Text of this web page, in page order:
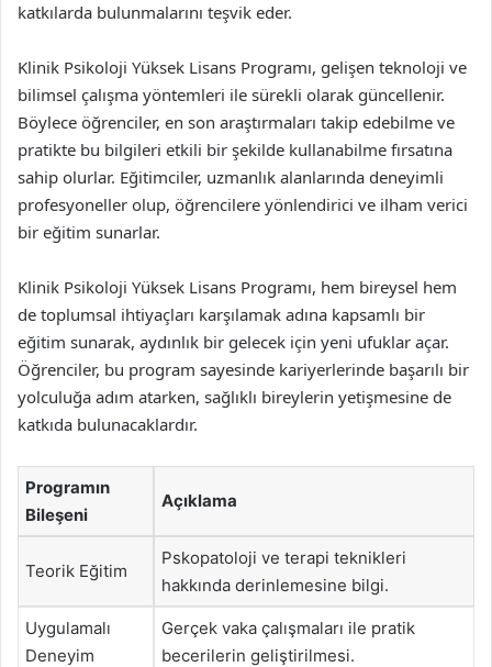
katkılarda bulunmalarını teşvik eder.
Klinik Psikoloji Yüksek Lisans Programı, gelişen teknoloji ve
bilimsel çalışma yöntemleri ile sürekli olarak güncellenir.
Böylece öğrenciler, en son araştırmaları takip edebilme ve
pratikte bu bilgileri etkili bir şekilde kullanabilme fırsatına
sahip olurlar. Eğitimciler, uzmanlık alanlarında deneyimli
profesyoneller olup, öğrencilere yönlendirici ve ilham verici
bir eğitim sunarlar.
Klinik Psikoloji Yüksek Lisans Programı, hem bireysel hem
de toplumsal ihtiyaçları karşılamak adına kapsamlı bir
eğitim sunarak, aydınlık bir gelecek için yeni ufuklar açar.
Öğrenciler, bu program sayesinde kariyerlerinde başarılı bir
yolculuğa adım atarken, sağlıklı bireylerin yetişmesine de
katkıda bulunacaklardır.
Programın
Bileşeni
Açıklama
Teorik Eğitim
Pskopatoloji ve terapi teknikleri
hakkında derinlemesine bilgi.
Uygulamalı
Deneyim
Gerçek vaka çalışmaları ile pratik
becerilerin geliştirilmesi.